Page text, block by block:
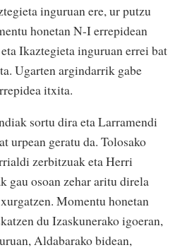
inguruan ere, ur putzu
honetan N-I errepidean
Ikaztegieta inguruan errei bat
Ugarten argindarrik gabe
itxita.
sortu dira eta Larramendi
urpean geratu da. Tolosako
zerbitzuak eta Herri
gau osoan zehar aritu direla
Momentu honetan
du Izaskunerako igoeran,
Aldabarako bidean,